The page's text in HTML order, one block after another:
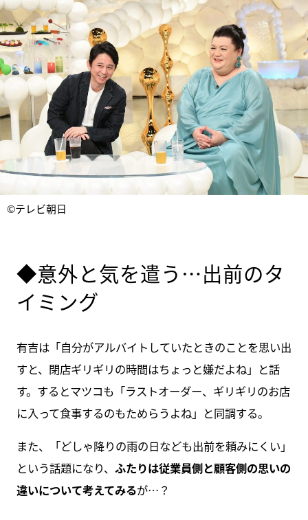
©テレビ朝日
◆意外と気を遣う…出前のタ
イミング
有吉は「自分がアルバイトしていたときのことを思い出
すと、閉店ギリギリの時間はちょっと嫌だよね」と話
す。するとマツコも「ラストオーダー、ギリギリのお店
に入って食事するのもためらうよね」と同調する。
また、「どしゃ降りの雨の日なども出前を頼みにくい」
という話題になり、 ふたりは従業員側と顧客側の思いの
違いについて考えてみるが…？